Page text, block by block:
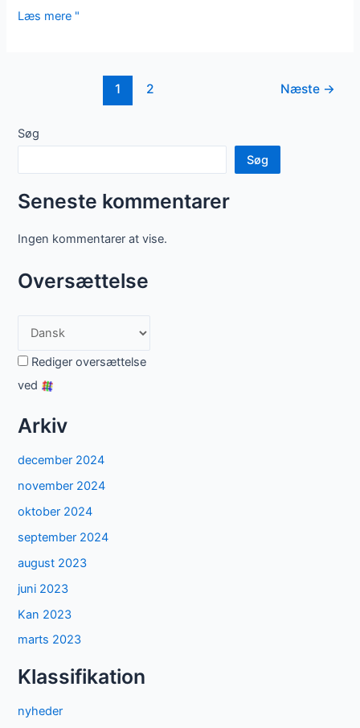
Løsrive
Læs mere "
1 2 Næste →
Søg
Søg
Seneste kommentarer
Ingen kommentarer at vise.
Oversættelse
Rediger oversættelse
ved
Arkiv
december 2024
november 2024
oktober 2024
september 2024
august 2023
juni 2023
Kan 2023
marts 2023
Klassifikation
nyheder